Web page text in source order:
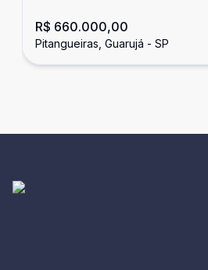
R$ 660.000,00
Pitangueiras, Guarujá - SP